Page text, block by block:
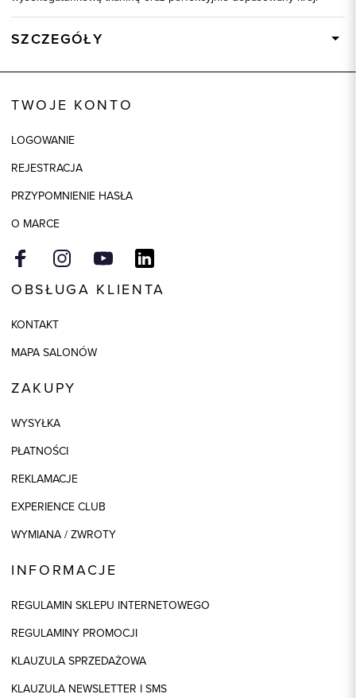
SZCZEGÓŁY
Kolor
TWOJE KONTO
LOGOWANIE
REJESTRACJA
PRZYPOMNIENIE HASŁA
O MARCE
OBSŁUGA KLIENTA
KONTAKT
MAPA SALONÓW
ZAKUPY
WYSYŁKA
PŁATNOŚCI
REKLAMACJE
EXPERIENCE CLUB
WYMIANA / ZWROTY
INFORMACJE
REGULAMIN SKLEPU INTERNETOWEGO
REGULAMINY PROMOCJI
KLAUZULA SPRZEDAŻOWA
KLAUZULA NEWSLETTER I SMS